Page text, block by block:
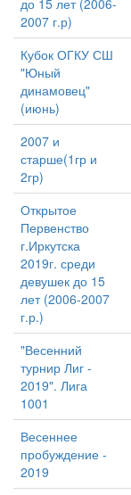
до 15 лет (2006-
2007 г.р)
Кубок ОГКУ СШ
"Юный
динамовец"
(июнь)
2007 и
старше(1гр и
2гр)
Открытое
Первенство
г.Иркутска
2019г. среди
девушек до 15
лет (2006-2007
г.р.)
"Весенний
турнир Лиг -
2019". Лига
1001
Весеннее
пробуждение -
2019